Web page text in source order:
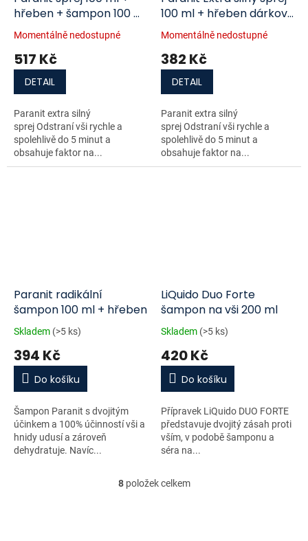
hřeben + šampon 100 ml
dárková sada
Momentálně nedostupné
517 Kč
DETAIL
Paranit extra silný
sprej Odstraní vši rychle a
spolehlivě do 5 minut a
obsahuje faktor na...
100 ml + hřeben dárková
sada
Momentálně nedostupné
382 Kč
DETAIL
Paranit extra silný
sprej Odstraní vši rychle a
spolehlivě do 5 minut a
obsahuje faktor na...
Paranit radikální
šampon 100 ml + hřeben
Skladem (>5 ks)
394 Kč
Do košíku
Šampon Paranit s dvojitým
účinkem a 100% účinností vši a
hnidy udusí a zároveň
dehydratuje. Navíc...
LiQuido Duo Forte
šampon na vši 200 ml
Skladem (>5 ks)
420 Kč
Do košíku
Přípravek LiQuido DUO FORTE
představuje dvojitý zásah proti
vším, v podobě šamponu a
séra na...
O
8položek celkem